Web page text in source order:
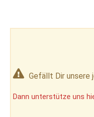
Gefällt Dir unsere
Dann unterstütze uns